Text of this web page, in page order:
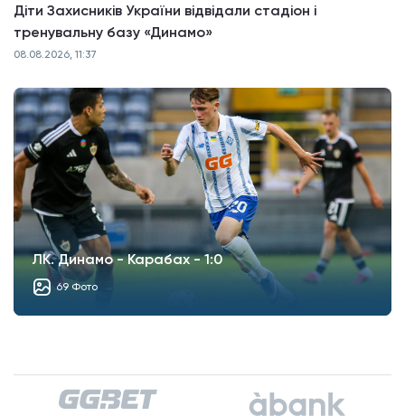
Діти Захисників України відвідали стадіон і
тренувальну базу «Динамо»
08.08.2026, 11:37
ЛК. Динамо - Карабах - 1:0
69 Фото